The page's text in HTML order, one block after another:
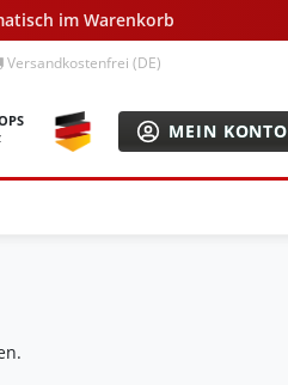
im Warenkorb
Versandkostenfrei (DE)
MEIN KONTO